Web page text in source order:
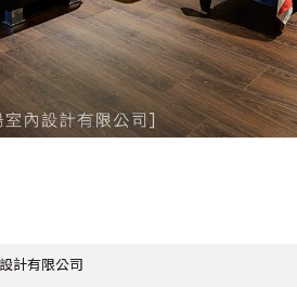
計有限公司